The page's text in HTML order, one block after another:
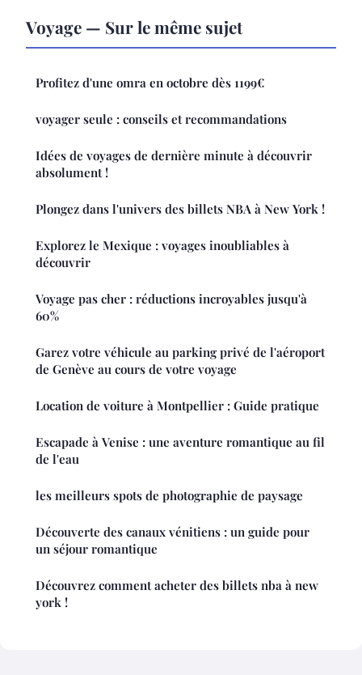
Voyage — Sur le même sujet
Profitez d'une omra en octobre dès 1199€
voyager seule : conseils et recommandations
Idées de voyages de dernière minute à découvrir
absolument !
Plongez dans l'univers des billets NBA à New York !
Explorez le Mexique : voyages inoubliables à
découvrir
Voyage pas cher : réductions incroyables jusqu'à
60%
Garez votre véhicule au parking privé de l'aéroport
de Genève au cours de votre voyage
Location de voiture à Montpellier : Guide pratique
Escapade à Venise : une aventure romantique au fil
de l'eau
les meilleurs spots de photographie de paysage
Découverte des canaux vénitiens : un guide pour
un séjour romantique
Découvrez comment acheter des billets nba à new
york !